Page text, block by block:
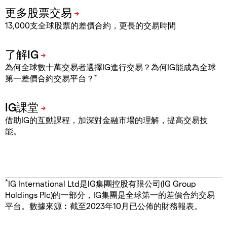
13,000支全球股票的差價合約，更長的交易時間
為何全球數十萬交易者選擇IG進行交易？為何IG能成為全球
第一差價合約交易平台？ *
借助IG的互動課程，加深對金融市場的理解，提高交易技
能。
*IG International Ltd是IG集團控股有限公司(IG Group
Holdings Plc)的一部分，IG集團是全球第一的差價合約交易
平台。數據來源︰截至2023年10月已公佈的財務報表。